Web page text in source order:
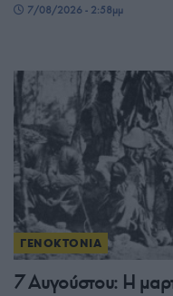
7/08/2026 - 2:58μμ
ΓΕΝΟΚΤΟΝΙΑ
7 Αυγούστου: Η